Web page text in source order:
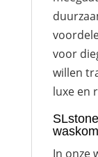
voor
willen
luxe en
In onze